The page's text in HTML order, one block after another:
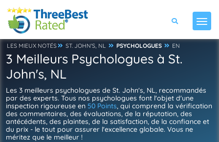
LES MIEUX NOTÉS ST. JOHN'S, NL PSYCHOLOGUES EN
3 Meilleurs Psychologues à St.
John's, NL
Les 3 meilleurs psychologues de St. John's, NL, recommandés
par des experts. Tous nos psychologues font l'objet d'une
inspection rigoureuse en 50 Points, qui comprend la vérification
des commentaires, des évaluations, de la réputation, des
antécédents, des plaintes, de la satisfaction, de la confiance et
du prix - le tout pour assurer l'excellence globale. Vous ne
méritez que le meilleur !